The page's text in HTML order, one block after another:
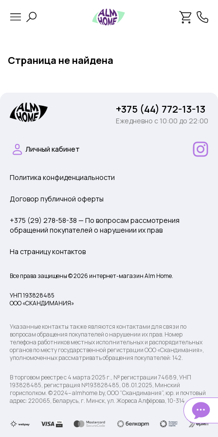
Страница не найдена
+375 (44) 772-13-13
Ежедневно c 10:00 до 22:00
Личный кабинет
Политика конфиденциальности
Договор публичной оферты
+375 (29) 278-58-38 — По вопросам рассмотрения
обращений покупателей о нарушении их прав
На страницу контактов
Все права защищены © 2026 интернет-магазин Alm Home.
УНП 193828485
ООО «СКАНДИМАНИЯ»
Указанные контакты также являются контактами для связи по
вопросам обращения покупателей о нарушении их прав. Номер
телефона работников местных исполнительных и распорядительных
органов по месту государственной регистрации ООО «Скандимания»,
уполномоченных рассматривать обращения покупателей: 142.
В торговом реестре с 4 марта 2025 г., № регистрации 74689, УНП
193828485, регистрация №193828485, 08.01.2025, Минский
горисполком. © 2024– almhome.by, ООО “Скандимания”, юр. и почтовый
адрес: 220065, Беларусь, г. Минск, ул. Жореса Алфёрова, 10-314